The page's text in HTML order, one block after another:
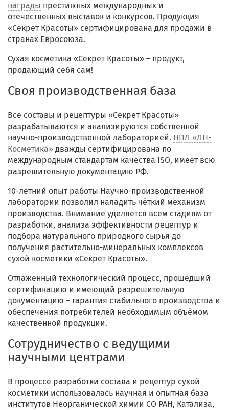
награды престижных международных и
отечественных выставок и конкурсов. Продукция
«Секрет Красоты» сертифицирована для продажи в
странах Евросоюза.
Сухая косметика «Секрет Красоты» – продукт,
продающий себя сам!
Своя производственная база
Все составы и рецептуры «Секрет Красоты»
разрабатываются и анализируются собственной
научно-производственной лабораторией. НПЛ «ЛН-
Косметика» дважды сертифицирована по
международным стандартам качества ISO, имеет всю
разрешительную документацию РФ.
10-летний опыт работы Научно-производственной
лаборатории позволил наладить чёткий механизм
производства. Внимание уделяется всем стадиям от
разработки, анализа эффективности рецептур и
подбора натурального природного сырья до
получения растительно-минеральных комплексов
сухой косметики «Секрет Красоты».
Отлаженный технологический процесс, прошедший
сертификацию и имеющий разрешительную
документацию – гарантия стабильного производства и
обеспечения потребителей необходимым объёмом
качественной продукции.
Сотрудничество с ведущими
научными центрами
В процессе разработки состава и рецептур сухой
косметики использовалась научная и опытная база
институтов Неорганической химии СО РАН, Катализа,